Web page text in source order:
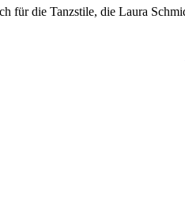
für die Tanzstile, die Laura